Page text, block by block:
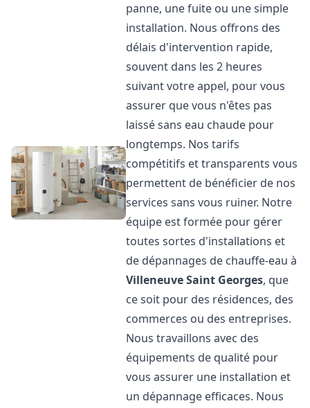
panne, une fuite ou une simple
installation. Nous offrons des
délais d'intervention rapide,
souvent dans les 2 heures
suivant votre appel, pour vous
assurer que vous n'êtes pas
laissé sans eau chaude pour
longtemps. Nos tarifs
compétitifs et transparents vous
permettent de bénéficier de nos
services sans vous ruiner. Notre
équipe est formée pour gérer
toutes sortes d'installations et
de dépannages de chauffe-eau à
Villeneuve Saint Georges, que
ce soit pour des résidences, des
commerces ou des entreprises.
Nous travaillons avec des
équipements de qualité pour
vous assurer une installation et
un dépannage efficaces. Nous